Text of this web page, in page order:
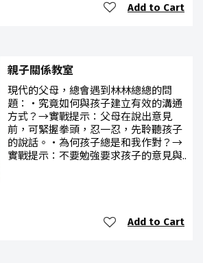
Add to Cart
親子關係教室
現代的父母，總會遇到林林總總的問
題：‧究竟如何與孩子建立有效的溝通
方式？→實戰提示：父母在說出意見
前，可緊握拳頭，忍一忍，先聆聽孩子
的說話。‧為何孩子總是和我作對？→
實戰提示：不要勉強要求孩子的意見與..
Add to Cart